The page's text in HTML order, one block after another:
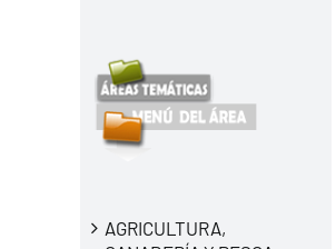
AGRICULTURA,